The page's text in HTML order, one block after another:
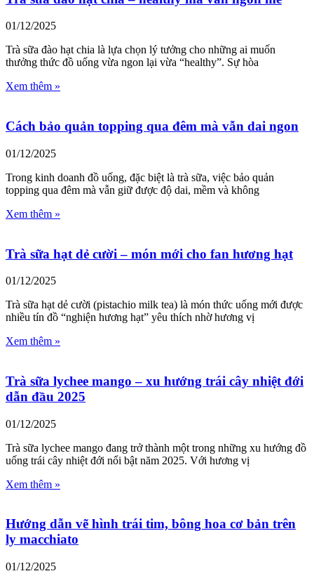
01/12/2025
Trà sữa đào hạt chia là lựa chọn lý tưởng cho những ai muốn
thưởng thức đồ uống vừa ngon lại vừa “healthy”. Sự hòa
Xem thêm »
Cách bảo quản topping qua đêm mà vẫn dai ngon
01/12/2025
Trong kinh doanh đồ uống, đặc biệt là trà sữa, việc bảo quản
topping qua đêm mà vẫn giữ được độ dai, mềm và không
Xem thêm »
Trà sữa hạt dẻ cười – món mới cho fan hương hạt
01/12/2025
Trà sữa hạt dẻ cười (pistachio milk tea) là món thức uống mới được
nhiều tín đồ “nghiện hương hạt” yêu thích nhờ hương vị
Xem thêm »
Trà sữa lychee mango – xu hướng trái cây nhiệt đới
dẫn đầu 2025
01/12/2025
Trà sữa lychee mango đang trở thành một trong những xu hướng đồ
uống trái cây nhiệt đới nổi bật năm 2025. Với hương vị
Xem thêm »
Hướng dẫn vẽ hình trái tim, bông hoa cơ bản trên
ly macchiato
01/12/2025